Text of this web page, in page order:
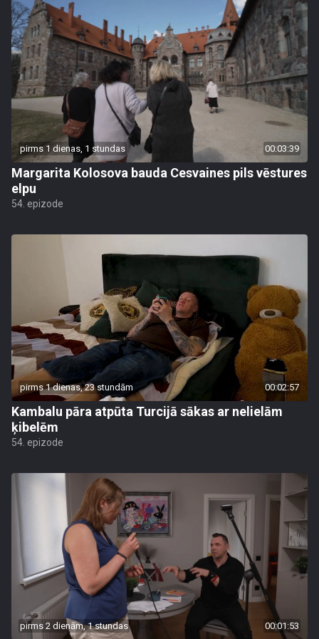
pirms 1 dienas, 1 stundas 00:03:39
Margarita Kolosova bauda Cesvaines pils vēstures
elpu
54. epizode
pirms 1 dienas, 23 stundām 00:02:57
Kambalu pāra atpūta Turcijā sākas ar nelielām
ķibelēm
54. epizode
pirms 2 dienām, 1 stundas 00:01:53